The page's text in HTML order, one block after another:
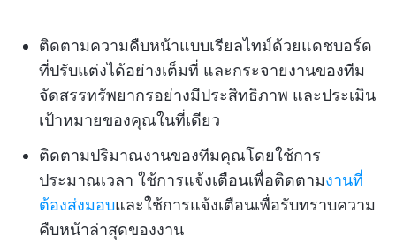
ติดตามความคืบหน้าแบบเรียลไทม์ด้วยแดชบอร์ด
ที่ปรับแต่งได้อย่างเต็มที่ และกระจายงานของทีม
จัดสรรทรัพยากรอย่างมีประสิทธิภาพ และประเมิน
เป้าหมายของคุณในที่เดียว
ติดตามปริมาณงานของทีมคุณโดยใช้การ
ประมาณเวลา ใช้การแจ้งเตือนเพื่อติดตามงานที่
ต้องส่งมอบและใช้การแจ้งเตือนเพื่อรับทราบความ
คืบหน้าล่าสุดของงาน